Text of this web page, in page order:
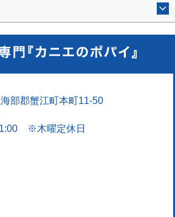
部郡蟹江町本町11-50
※木曜定休日